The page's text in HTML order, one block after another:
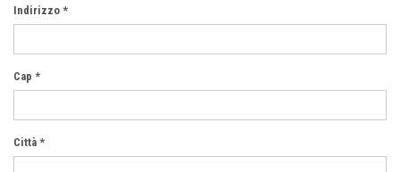
Indirizzo *
Cap *
Città *